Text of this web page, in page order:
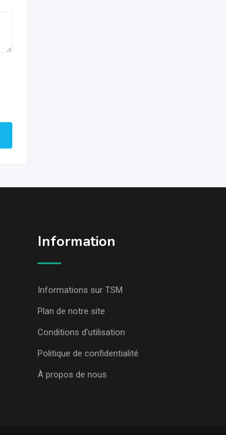
Information
Informations sur TSM
Plan de notre site
Conditions d’utilisation
Politique de confidentialité
À propos de nous